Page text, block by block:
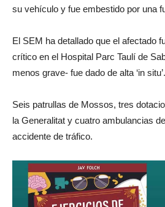
su vehículo y fue embestido por una
El SEM ha detallado que el afectado
crítico en el Hospital Parc Taulí de
menos grave- fue dado de alta ‘in situ’.
Seis patrullas de Mossos, tres
la Generalitat y cuatro ambulancias
accidente de tráfico.